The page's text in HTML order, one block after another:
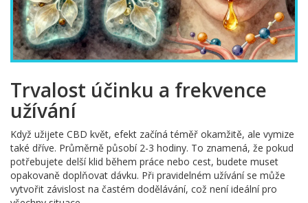
Trvalost účinku a frekvence
užívání
Když užijete CBD květ, efekt začíná téměř okamžitě, ale vymize
také dříve. Průměrně působí 2-3 hodiny. To znamená, že pokud
potřebujete delší klid během práce nebo cest, budete muset
opakovaně doplňovat dávku. Při pravidelném užívání se může
vytvořit závislost na častém dodělávání, což není ideální pro